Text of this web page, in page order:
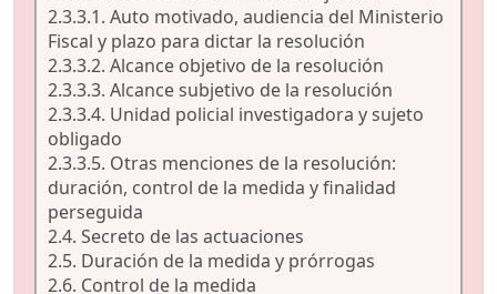
2.3.3.1. Auto motivado, audiencia del Ministerio
Fiscal y plazo para dictar la resolución
2.3.3.2. Alcance objetivo de la resolución
2.3.3.3. Alcance subjetivo de la resolución
2.3.3.4. Unidad policial investigadora y sujeto
obligado
2.3.3.5. Otras menciones de la resolución:
duración, control de la medida y finalidad
perseguida
2.4. Secreto de las actuaciones
2.5. Duración de la medida y prórrogas
2.6. Control de la medida